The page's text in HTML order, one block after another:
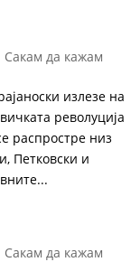
Сакам да кажам
излезе на
револуција
распростре низ
Петковски и
Сакам да кажам